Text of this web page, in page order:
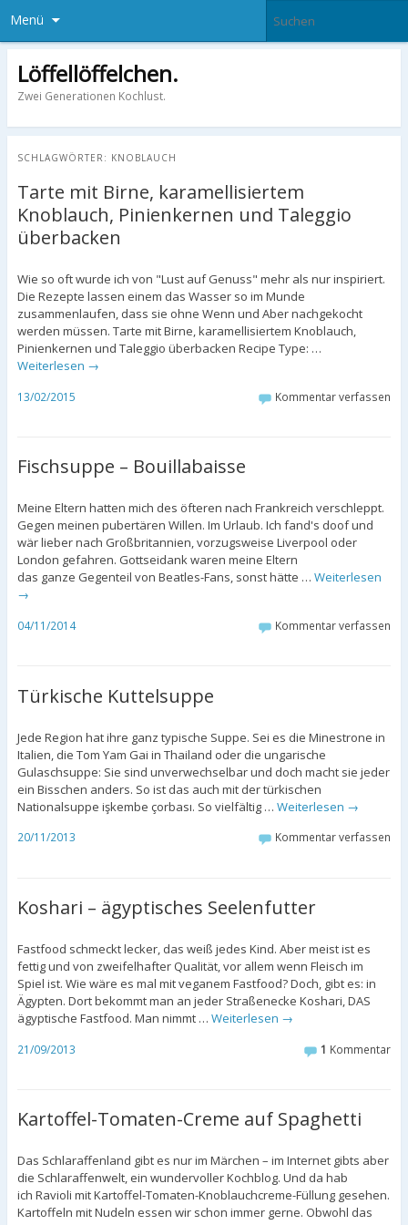
Menü
Löffellöffelchen.
Zwei Generationen Kochlust.
SCHLAGWÖRTER: KNOBLAUCH
Tarte mit Birne, karamellisiertem
Knoblauch, Pinienkernen und Taleggio
überbacken
Wie so oft wurde ich von "Lust auf Genuss" mehr als nur inspiriert.
Die Rezepte lassen einem das Wasser so im Munde
zusammenlaufen, dass sie ohne Wenn und Aber nachgekocht
werden müssen. Tarte mit Birne, karamellisiertem Knoblauch,
Pinienkernen und Taleggio überbacken Recipe Type: …
Weiterlesen →
13/02/2015 Kommentar verfassen
Fischsuppe – Bouillabaisse
Meine Eltern hatten mich des öfteren nach Frankreich verschleppt.
Gegen meinen pubertären Willen. Im Urlaub. Ich fand's doof und
wär lieber nach Großbritannien, vorzugsweise Liverpool oder
London gefahren. Gottseidank waren meine Eltern
das ganze Gegenteil von Beatles-Fans, sonst hätte … Weiterlesen
→
04/11/2014 Kommentar verfassen
Türkische Kuttelsuppe
Jede Region hat ihre ganz typische Suppe. Sei es die Minestrone in
Italien, die Tom Yam Gai in Thailand oder die ungarische
Gulaschsuppe: Sie sind unverwechselbar und doch macht sie jeder
ein Bisschen anders. So ist das auch mit der türkischen
Nationalsuppe işkembe çorbası. So vielfältig … Weiterlesen →
20/11/2013 Kommentar verfassen
Koshari – ägyptisches Seelenfutter
Fastfood schmeckt lecker, das weiß jedes Kind. Aber meist ist es
fettig und von zweifelhafter Qualität, vor allem wenn Fleisch im
Spiel ist. Wie wäre es mal mit veganem Fastfood? Doch, gibt es: in
Ägypten. Dort bekommt man an jeder Straßenecke Koshari, DAS
ägyptische Fastfood. Man nimmt … Weiterlesen →
21/09/2013 1 Kommentar
Kartoffel-Tomaten-Creme auf Spaghetti
Das Schlaraffenland gibt es nur im Märchen – im Internet gibts aber
die Schlaraffenwelt, ein wundervoller Kochblog. Und da hab
ich Ravioli mit Kartoffel-Tomaten-Knoblauchcreme-Füllung gesehen.
Kartoffeln mit Nudeln essen wir schon immer gerne. Obwohl das